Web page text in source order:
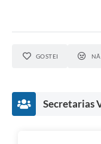
GOSTEI
Secretarias